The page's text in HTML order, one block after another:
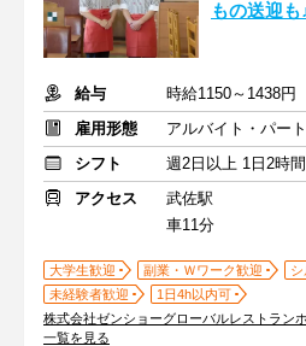
もの送迎
給与
時給1150～1438円
雇用形態
アルバイト・パート
シフト
週2日以上 1日2時
アクセス
武佐駅
車11分
大学生歓迎 副業・Ｗワーク歓迎
未経験者歓迎
1日4h以内可
株式会社ゼンショーグローバルレストラン
一覧を見る